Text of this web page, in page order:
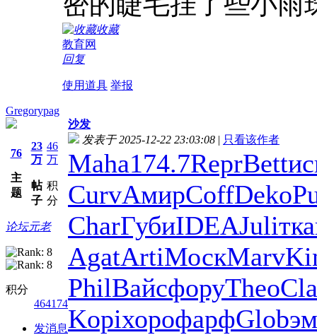
收藏
教育网
回复
使用道具 举报
Gregorypag
76
主
题
23
万
帖
子
46
万
积
分
论坛元老
积分
464174
发消息
沙发
发表于 2025-12-22 23:03:08 | 只看该作者
Maha174.7ReprBett
CurvАмирCoffDeko
CharГубиIDEAJuli
AgatArtiМоскMarv
PhilВайсфоруTheo
KopiхорофарфGlob